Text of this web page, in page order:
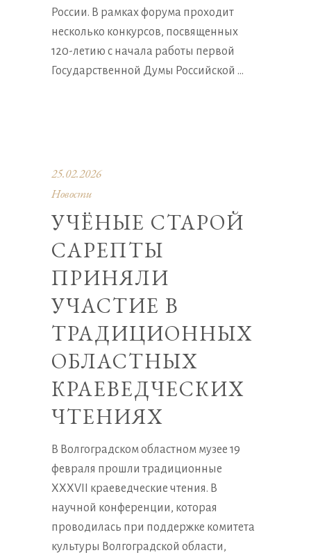
России. В рамках форума проходит
несколько конкурсов, посвященных
120-летию с начала работы первой
Государственной Думы Российской
25.02.2026
Новости
УЧЁНЫЕ СТАРОЙ
САРЕПТЫ
ПРИНЯЛИ
УЧАСТИЕ В
ТРАДИЦИОННЫХ
ОБЛАСТНЫХ
КРАЕВЕДЧЕСКИХ
ЧТЕНИЯХ
В Волгоградском областном музее 19
февраля прошли традиционные
XXXVII краеведческие чтения. В
научной конференции, которая
проводилась при поддержке комитета
культуры Волгоградской области,